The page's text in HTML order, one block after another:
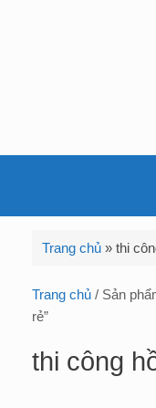
Trang chủ »thi
Trang chủ / Sản
rẻ”
thi công